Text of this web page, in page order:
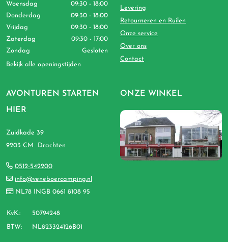
AVONTUREN STARTEN
HIER
Zuidkade 39
9203 CM Drachten
0512-542200
info@veneboercamping.nl
NL78 INGB 0661 8108 95
KvK.: 50794248
BTW: NL823324126B01
Woensdag
09:30 - 18:00
Donderdag
09:30 - 18:00
Vrijdag
09:30 - 18:00
Zaterdag
09:30 - 17:00
Zondag
Gesloten
Bekijk alle openingstijden
Levering
Retourneren en Ruilen
Onze service
Over ons
Contact
ONZE WINKEL